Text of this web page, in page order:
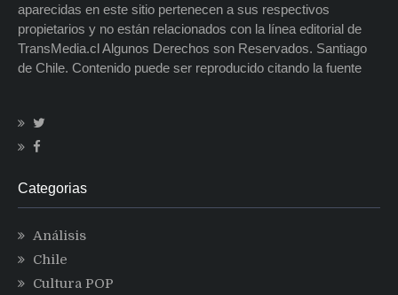
aparecidas en este sitio pertenecen a sus respectivos
propietarios y no están relacionados con la línea editorial de
TransMedia.cl Algunos Derechos son Reservados. Santiago
de Chile. Contenido puede ser reproducido citando la fuente
Categorias
Análisis
Chile
Cultura POP